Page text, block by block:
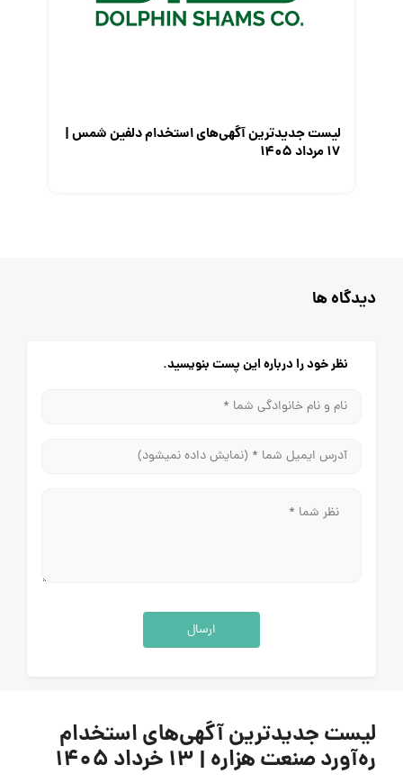
لیست جدیدترین آگهی‌های استخدام دلفین شمس |
۱۷ مرداد ۱۴۰۵
دیدگاه ها
نظر خود را درباره این پست بنویسید.
ارسال
لیست جدیدترین آگهی‌های استخدام
ره‌آورد صنعت هزاره | ۱۳ خرداد ۱۴۰۵